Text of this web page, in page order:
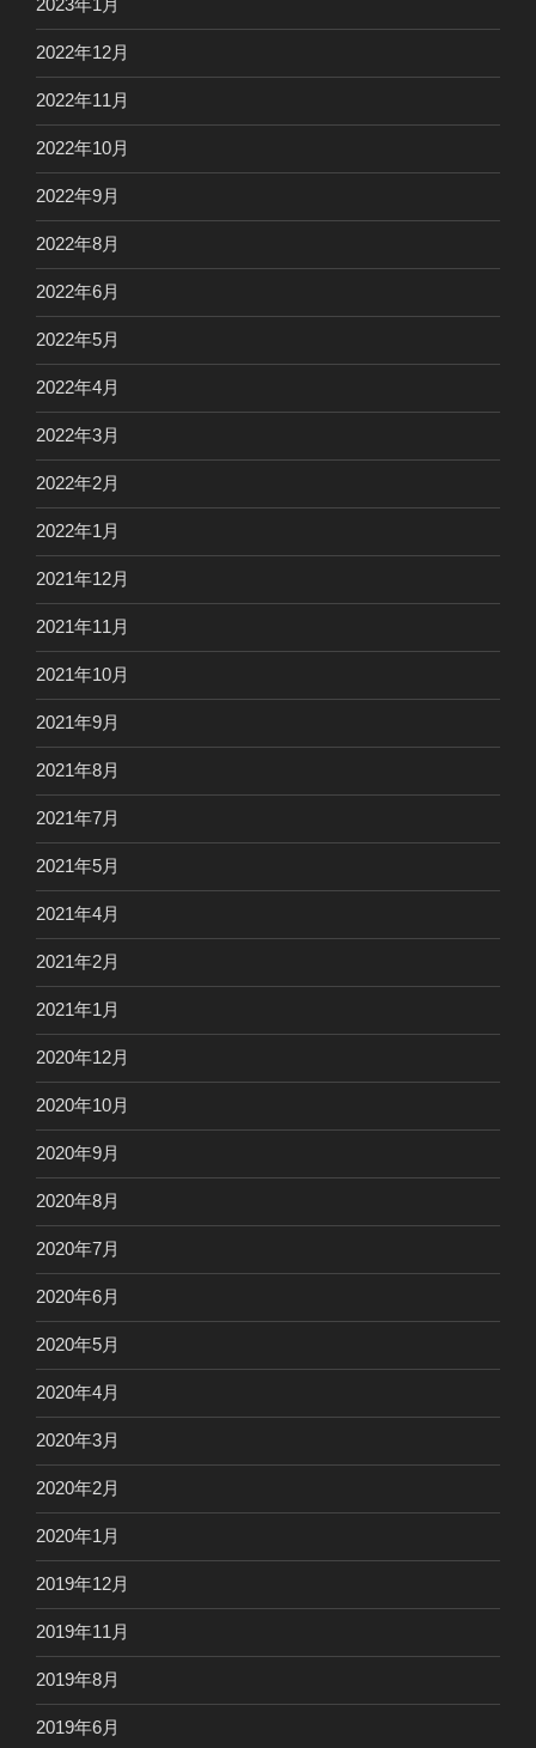
2023年1月
2022年12月
2022年11月
2022年10月
2022年9月
2022年8月
2022年6月
2022年5月
2022年4月
2022年3月
2022年2月
2022年1月
2021年12月
2021年11月
2021年10月
2021年9月
2021年8月
2021年7月
2021年5月
2021年4月
2021年2月
2021年1月
2020年12月
2020年10月
2020年9月
2020年8月
2020年7月
2020年6月
2020年5月
2020年4月
2020年3月
2020年2月
2020年1月
2019年12月
2019年11月
2019年8月
2019年6月